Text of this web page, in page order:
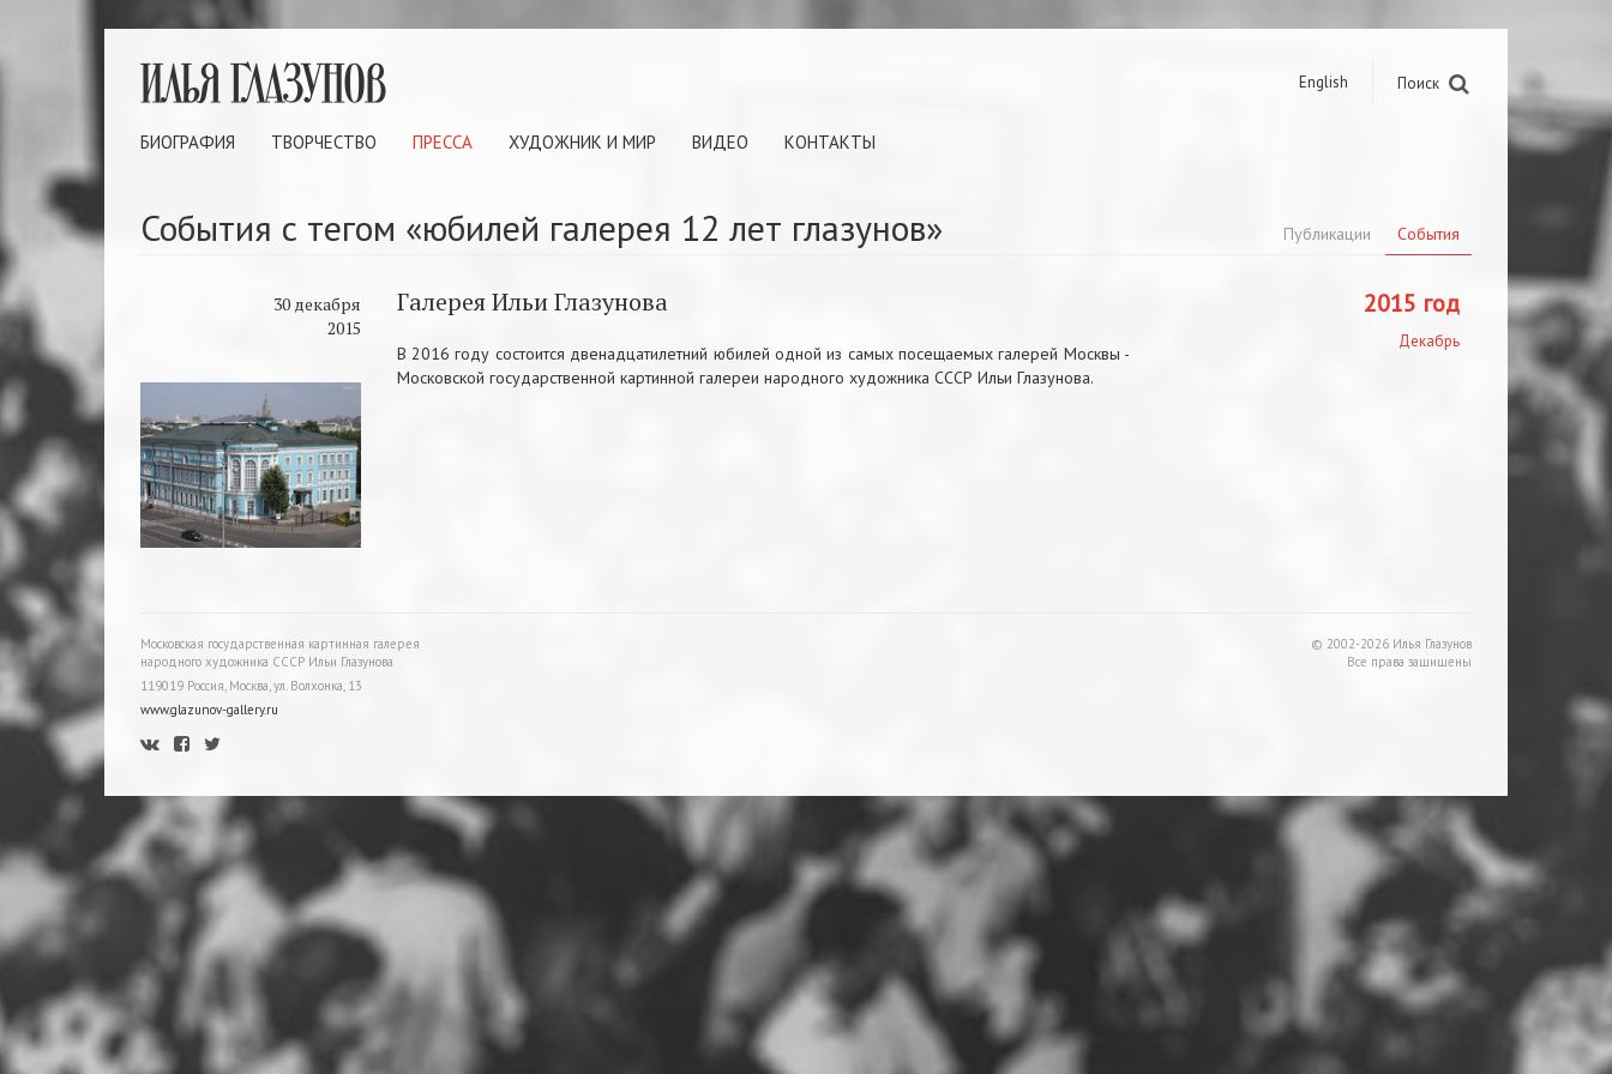
Поиск
English
БИОГРАФИЯ ТВОРЧЕСТВО ПРЕССА ХУДОЖНИК И МИР ВИДЕО КОНТАКТЫ
Публикации События
События с тегом «юбилей галерея 12 лет глазунов»
30 декабря
2015
Галерея Ильи Глазунова
В 2016 году состоится двенадцатилетний юбилей одной из самых посещаемых галерей Москвы -
Московской государственной картинной галереи народного художника СССР Ильи Глазунова.
2015 год
Декабрь
Московская государственная картинная галерея
народного художника СССР Ильи Глазунова
119019 Россия, Москва, ул. Волхонка, 13
www.glazunov-gallery.ru
© 2002-2026 Илья Глазунов
Все права защищены